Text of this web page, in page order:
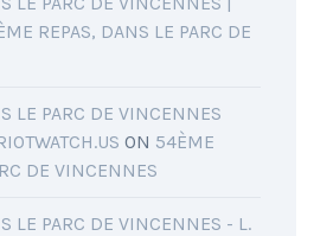
REPAS, DANS LE PARC DE
LE PARC DE VINCENNES
ON 54ÈME
DE VINCENNES
LE PARC DE VINCENNES - L.